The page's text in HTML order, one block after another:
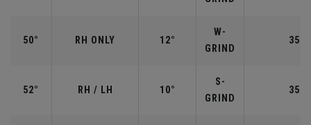
50° RH ONLY 12°
W-
GRIND
52° RH / LH 10°
S-
GRIND